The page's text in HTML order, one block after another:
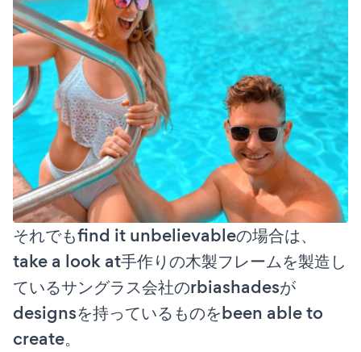
それでもfind it unbelievableの場合は、
take a look at手作りの木製フレームを製造し
ているサングラス会社のrbiashadesが
designsを持っているものをbeen able to
create。